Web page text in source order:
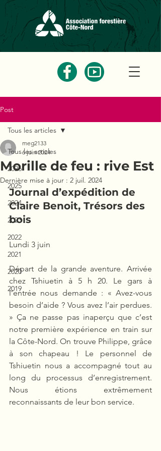
Post
Tous les articles
2026
2025
2024
2023
2022
2021
2020
2019
Tous les articles
Morille de feu : rive Est
meg2133
6 juin 2024
Dernière mise à jour : 2 juil. 2024
Journal d’expédition de
Claire Benoit, Trésors des
bois
Lundi 3 juin
Départ de la grande aventure. Arrivée
chez Tshiuetin à 5 h 20. Le gars à
l’entrée nous demande : « Avez-vous
besoin d’aide ? Vous avez l’air perdues.
» Ça ne passe pas inaperçu que c’est
notre première expérience en train sur
la Côte-Nord. On trouve Philippe, grâce
à son chapeau ! Le personnel de
Tshiuetin nous a accompagné tout au
long du processus d’enregistrement.
Nous étions extrêmement
reconnaissants de leur bon service.